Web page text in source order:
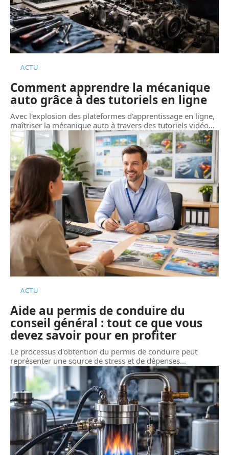
ACTU
Comment apprendre la mécanique
auto grâce à des tutoriels en ligne
Avec l'explosion des plateformes d'apprentissage en ligne,
maîtriser la mécanique auto à travers des tutoriels vidéo…
ACTU
Aide au permis de conduire du
conseil général : tout ce que vous
devez savoir pour en profiter
Le processus d'obtention du permis de conduire peut
représenter une source de stress et de dépenses…